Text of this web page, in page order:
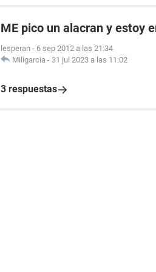
ME pico un alacran y estoy
lesperan - 6 sep 2012 a las 21:34
Miligarcia - 31 jul 2023 a las 11:02
3 respuestas